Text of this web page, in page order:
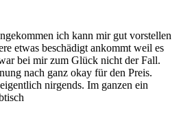
ich kann mir gut vorstellen
etwas beschädigt ankommt weil es
bei mir zum Glück nicht der Fall.
nach ganz okay für den Preis.
nirgends. Im ganzen ein